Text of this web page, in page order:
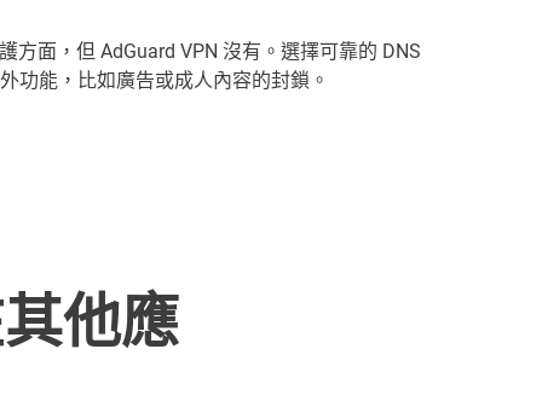
方面，但 AdGuard VPN 沒有。選擇可靠的 DNS
功能，比如廣告或成人內容的封鎖。
他應